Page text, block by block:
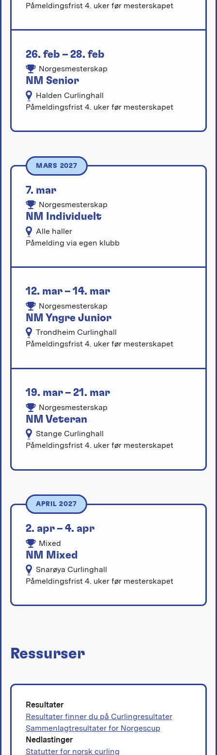
Påmeldingsfrist 4. uker før mesterskapet
26. feb – 28. feb
Norgesmesterskap
NM Senior
Halden Curlinghall
Påmeldingsfrist 4. uker før mesterskapet
MARS 2027
7. mar
Norgesmesterskap
NM Individuelt
Alle haller
Påmelding via egen klubb
12. mar – 14. mar
Norgesmesterskap
NM Yngre Junior
Trondheim Curlinghall
Påmeldingsfrist 4. uker før mesterskapet
19. mar – 21. mar
Norgesmesterskap
NM Veteran
Stange Curlinghall
Påmeldingsfrist 4. uker før mesterskapet
APRIL 2027
2. apr – 4. apr
Mixed
NM Mixed
Snarøya Curlinghall
Påmeldingsfrist 4. uker før mesterskapet
Ressurser
Resultater
Resultater finner du på Curlingresultater
Sammenlagtresultater for Norgescup
Nedlastinger
Statutter for norsk curling